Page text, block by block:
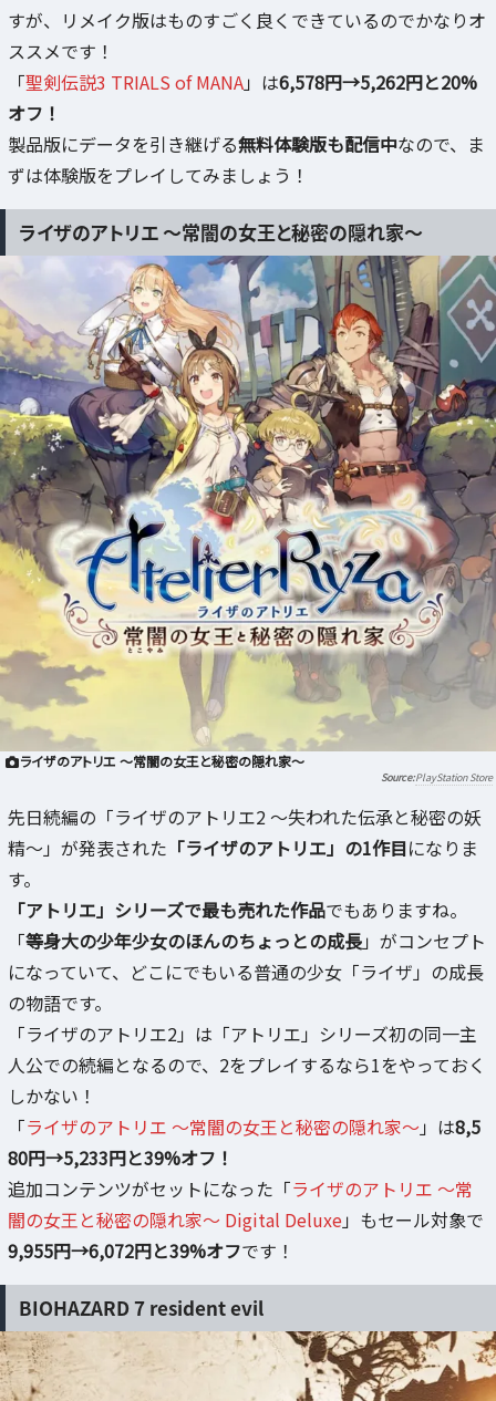
すが、リメイク版はものすごく良くできているのでかなりオ
ススメです！
「聖剣伝説3 TRIALS of MANA」は6,578円→5,262円と20%
オフ！
製品版にデータを引き継げる無料体験版も配信中なので、ま
ずは体験版をプレイしてみましょう！
ライザのアトリエ ～常闇の女王と秘密の隠れ家～
ライザのアトリエ ～常闇の女王と秘密の隠れ家～
PlayStation Store
先日続編の「ライザのアトリエ2 ～失われた伝承と秘密の妖
精～」が発表された 「ライザのアトリエ」の1作目になりま
す。
「アトリエ」シリーズで最も売れた作品でもありますね。
「等身大の少年少女のほんのちょっとの成長」がコンセプト
になっていて、どこにでもいる普通の少女「ライザ」の成長
の物語です。
「ライザのアトリエ2」は「アトリエ」シリーズ初の同一主
人公での続編となるので、2をプレイするなら1をやっておく
しかない！
「ライザのアトリエ ～常闇の女王と秘密の隠れ家～ 」は8,5
80円→5,233円と39%オフ！
追加コンテンツがセットになった「ライザのアトリエ ～常
闇の女王と秘密の隠れ家～ Digital Deluxe」もセール対象で
9,955円→6,072円と39%オフです！
BIOHAZARD 7 resident evil